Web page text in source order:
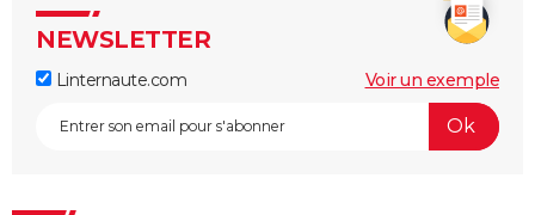
NEWSLETTER
Linternaute.com Voir un exemple